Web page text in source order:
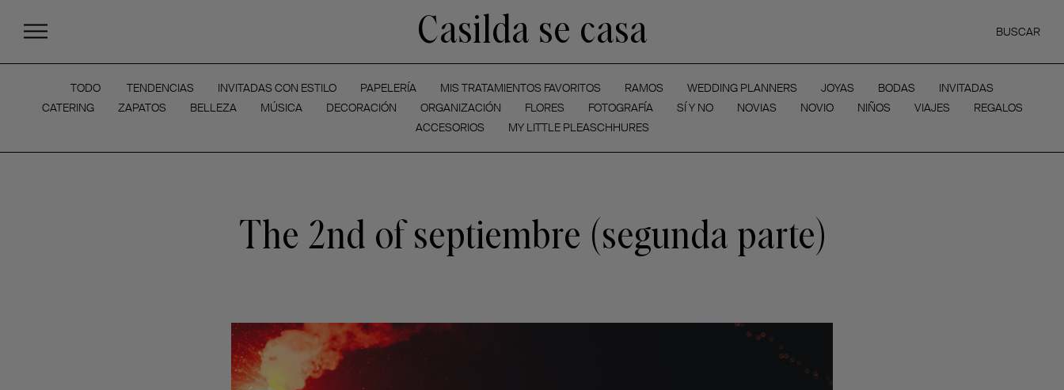
Casilda se casa BUSCAR
TODO TENDENCIAS INVITADAS CON ESTILO PAPELERÍA MIS TRATAMIENTOS FAVORITOS RAMOS WEDDING PLANNERS JOYAS BODAS
INVITADAS
CATERING
ZAPATOS BELLEZA MÚSICA DECORACIÓN ORGANIZACIÓN FLORES FOTOGRAFÍA SÍ Y NO NOVIAS NOVIO NIÑOS VIAJES
REGALOS
ACCESORIOS
MY LITTLE PLEASCHHURES
The 2nd of septiembre (segunda parte)